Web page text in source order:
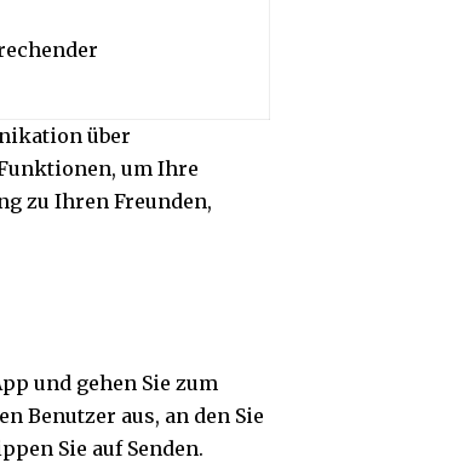
über
um Ihre
zu Ihren Freunden,
und gehen Sie zum
Benutzer aus, an den Sie
Sie auf Senden.